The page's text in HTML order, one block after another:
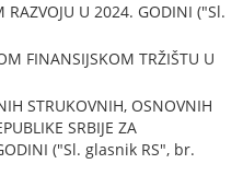
RAZVOJU U 2024. GODINI ("Sl.
FINANSIJSKOM TRŽIŠTU U
STRUKOVNIH, OSNOVNIH
SRBIJE ZA
("Sl. glasnik RS", br.